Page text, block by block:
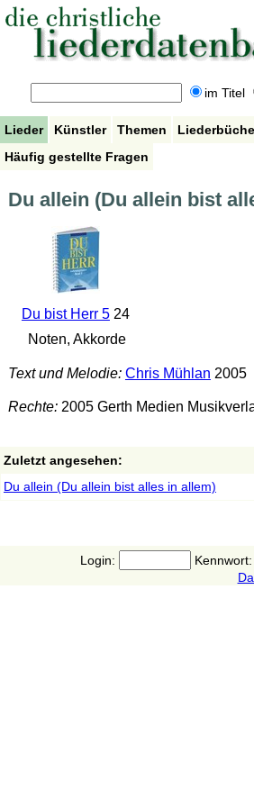
im Titel
Lieder Künstler Themen
Häufig gestellte Fragen
Du allein (Du allein bist
Du bist Herr 524
Noten, Akkorde
Text und Melodie: Chris Mühlan 2005
Rechte:2005 Gerth Medien
Zuletzt angesehen:
Du allein (Du allein bist alles in allem)
Login:
Kennwort: